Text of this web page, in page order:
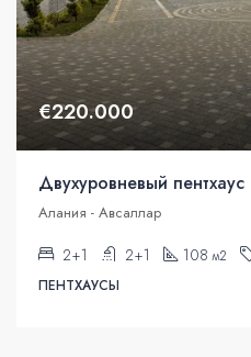
€220.000
Алания - Авсаллар
2+1 2+1 108 м2
ПЕНТХАУСЫ